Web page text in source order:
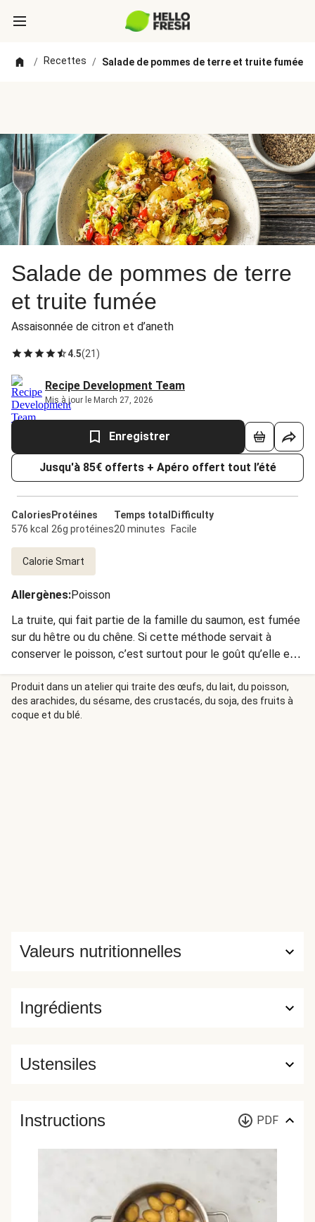
/ Recettes / Salade de pommes de terre et truite fumée
Salade de pommes de terre
et truite fumée
Assaisonnée de citron et d’aneth
4.5(21 )
Recipe Development Team
Mis à jour le March 27, 2026
Enregistrer
Jusqu'à 85€ offerts + Apéro offert tout l’été
Calories
576 kcal
Protéines
26g protéines
Temps total
20 minutes
Difficulty
Facile
Calorie Smart
Allergènes:Poisson
La truite, qui fait partie de la famille du saumon, est fumée
sur du hêtre ou du chêne. Si cette méthode servait à
conserver le poisson, c’est surtout pour le goût qu’elle est
utilisée aujourd’hui. La vinaigrette à base de citron et
d’aneth est délicieuse avec la salade de pommes de terre.
Produit dans un atelier qui traite des œufs, du lait, du poisson,
des arachides, du sésame, des crustacés, du soja, des fruits à
coque et du blé.
Ingrédients
Valeurs nutritionnelles
Ustensiles
Instructions PDF